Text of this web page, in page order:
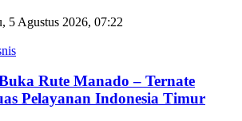
5 Agustus 2026, 07:22
Rute Manado – Ternate
Pelayanan Indonesia Timur